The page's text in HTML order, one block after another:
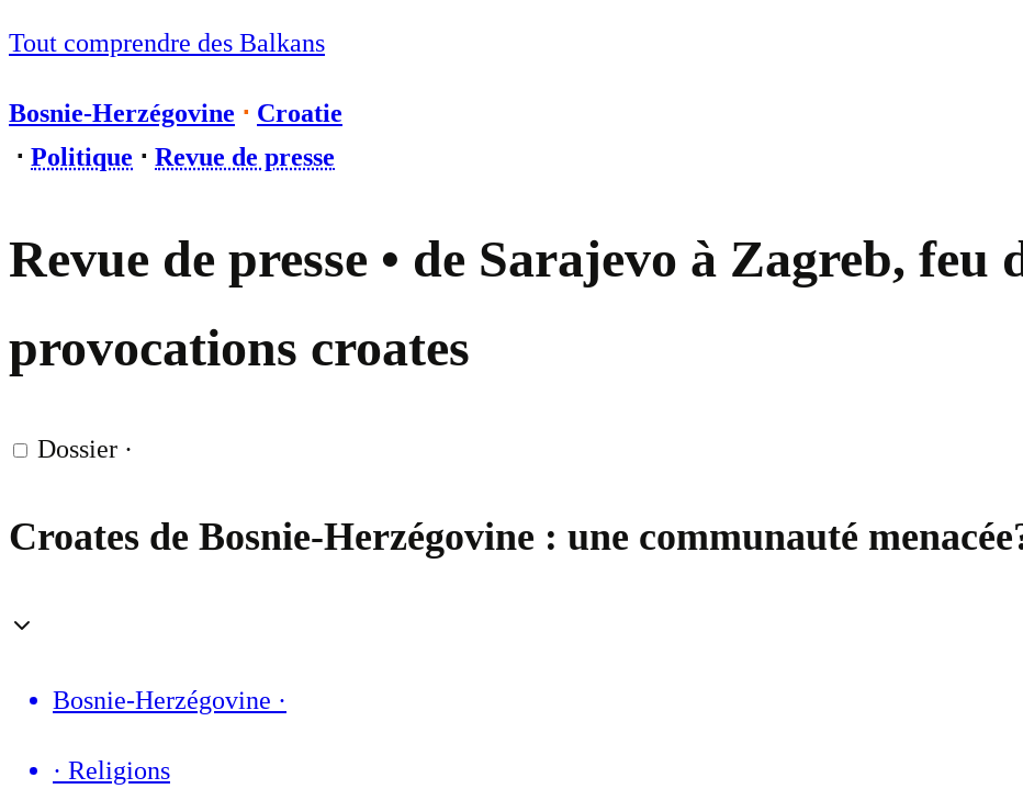
Tout comprendre des Balkans
Bosnie-Herzégovine ⋅ Croatie
⋅ Politique ⋅ Revue de presse
Revue de presse • de Sarajevo à Zagreb, feu
provocations croates
Dossier ·
Croates de Bosnie-Herzégovine : une communauté
Bosnie-Herzégovine ·
· Religions